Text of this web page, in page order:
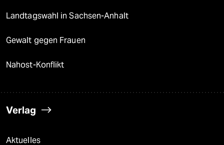
Landtagswahl in Sachsen-Anhalt
Gewalt gegen Frauen
Nahost-Konflikt
Verlag
Aktuelles